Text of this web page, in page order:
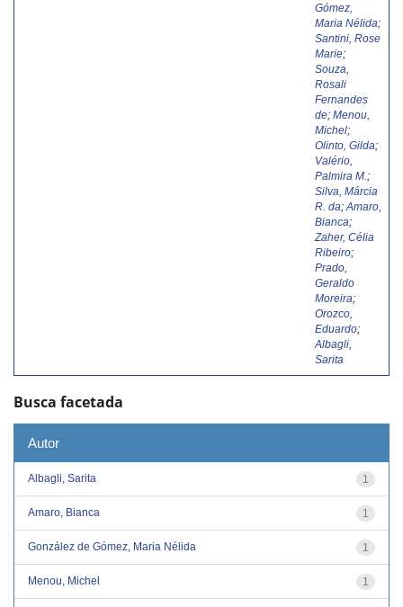
Gómez,
Maria Nélida;
Santini, Rose
Marie;
Souza,
Rosali
Fernandes
de; Menou,
Michel;
Olinto, Gilda;
Valério,
Palmira M. ;
Silva, Márcia
R. da; Amaro,
Bianca;
Zaher, Célia
Ribeiro;
Prado,
Geraldo
Moreira;
Orozco,
Eduardo;
Albagli,
Sarita
Busca facetada
Autor
1
Albagli, Sarita
1
Amaro, Bianca
1
González de Gómez, Maria Nélida
1
Menou, Michel